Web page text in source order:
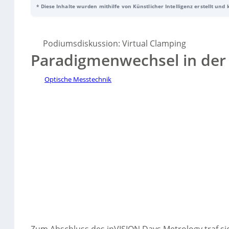
Prozesse ermöglicht. Trotz bestehender Herausforderungen
* Diese Inhalte wurden mithilfe von Künstlicher Intelligenz erstellt und
Podiumsdiskussion: Virtual Clamping
Paradigmenwechsel in
Optische Messtechnik